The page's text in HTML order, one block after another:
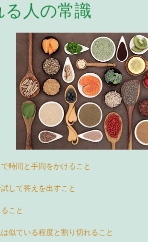
る人の常識
時間と手間をかけること
して答えを出すこと
こと
似ている程度と割り切れること